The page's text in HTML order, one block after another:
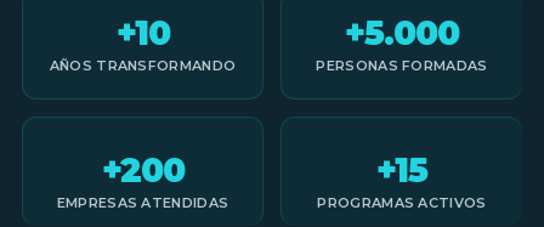
+10
AÑOS TRANSFORMANDO
+5.000
PERSONAS FORMADAS
+200
EMPRESAS ATENDIDAS
+15
PROGRAMAS ACTIVOS